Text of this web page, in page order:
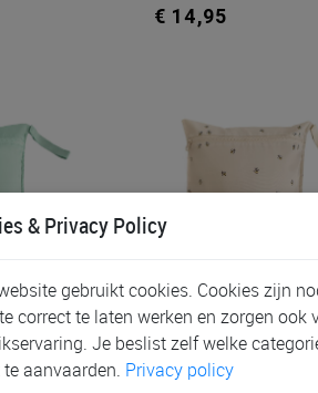
€ 14,95
Wet Bag Mushie Water
Resistant Wet Bags
€ 15,95
& Privacy Policy
gebruikt cookies. Cookies zijn
correct te laten werken en zorgen ook
Je beslist zelf welke
aanvaarden. Privacy policy